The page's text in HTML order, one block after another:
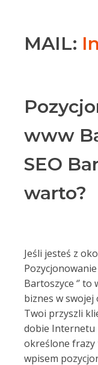
MAIL:
www
SEO
warto?
Jeśli jesteś z
Bartoszyce ‘’
biznes w swojej
Twoi przyszli
dobie Internetu
określone frazy
wpisem